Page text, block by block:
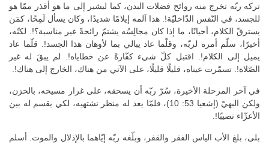
تركه ربّه تخرج منه روائح فضلات البدن، كما ليشير إلى ما هو أقذر ممّا هو
للجسد، في النّفس الدّاخليّة!. هذا آلمه إيلامًا شديدًا، وكان يسأل لَمِحًا، كمَن
يسترقّ الكلام، أحيانًا، ما إذا كان مجالِسُه يشتمّ رائحةً غير مناسبة؟!. لكنّه،
أخيرًا، سلّم أمره لربّه، وقلّما عاد يبالي بما لأوهان هذا الجسد!. قلّما عاد
يميل إلى الكلام!. اقتبل كلّ شيء كفّارةً عن خطاياه!. لم يبقَ له غير
الصّلاة!. تسمّرت عيناه، قليلًا قليلًا، على الآتي من هناك، الخارج إلى هناك!.
في آخر المرحلة الأخيرة، سُرّ ربّه أن يسحقه، على غرار مسيحه، بالحزن،
ولكن البهيّ (إشعيا 53: 10)، فلمّا يعد له منظر نشتهيه، لكي يقسم له بين
الأعزّاء نصيبًا!.
بلى، بلغ الأب الياس الفقر والقفر، وبلّغه ربّه إيّاهما بالإذلال والموت. أسلم